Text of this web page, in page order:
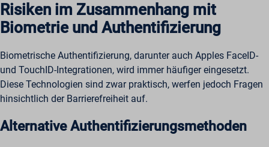
Risiken im Zusammenhang mit
Biometrie und Authentifizierung
Biometrische Authentifizierung, darunter auch Apples FaceID-
und TouchID-Integrationen, wird immer häufiger eingesetzt.
Diese Technologien sind zwar praktisch, werfen jedoch Fragen
hinsichtlich der Barrierefreiheit auf.
Alternative Authentifizierungsmethoden